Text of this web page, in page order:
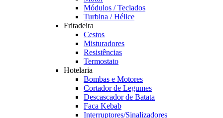
Módulos / Teclados
Turbina / Hélice
Fritadeira
Cestos
Misturadores
Resistências
Termostato
Hotelaria
Bombas e Motores
Cortador de Legumes
Descascador de Batata
Faca Kebab
Interruptores/Sinalizadores